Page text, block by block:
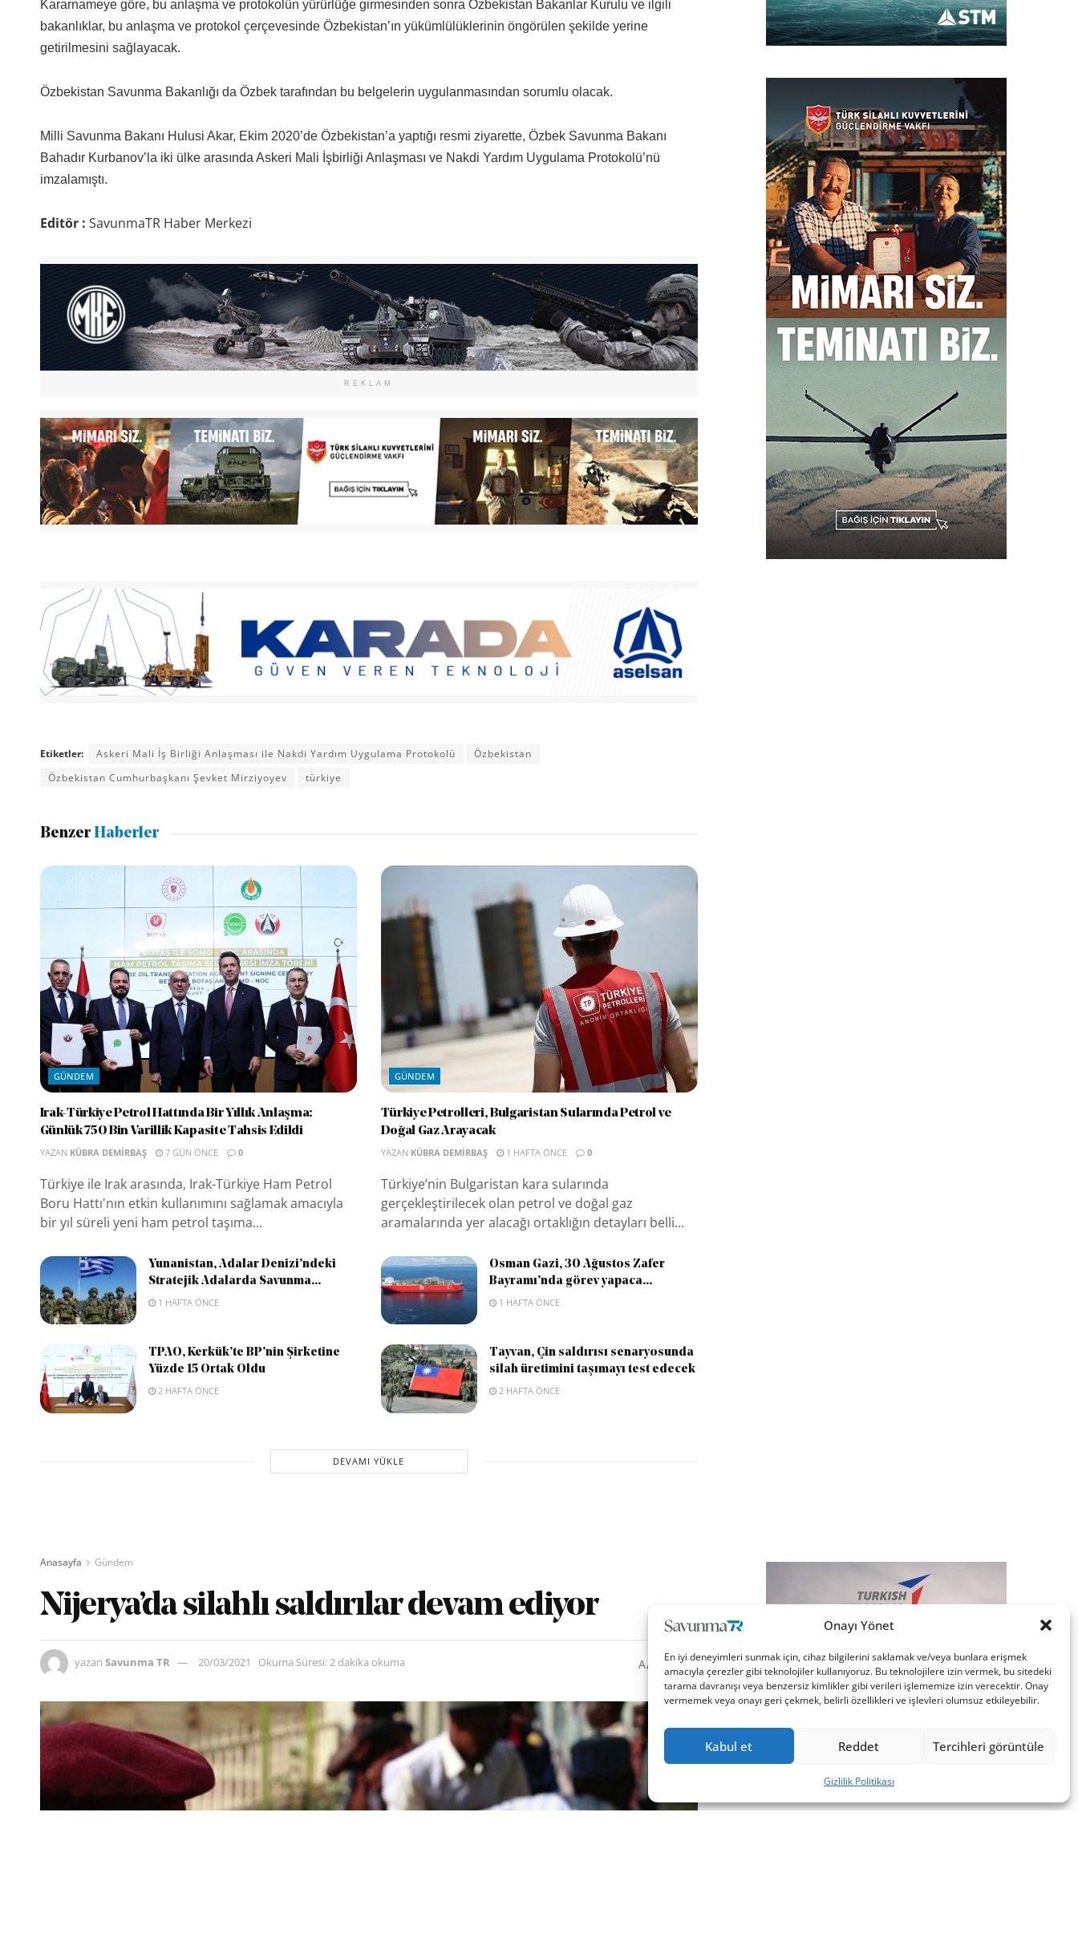
Onayı Yönet
En iyi deneyimleri sunmak için, cihaz bilgilerini saklamak ve/veya bunlara erişmek
amacıyla çerezler gibi teknolojiler kullanıyoruz. Bu teknolojilere izin vermek, bu sitedeki
tarama davranışı veya benzersiz kimlikler gibi verileri işlememize izin verecektir. Onay
vermemek veya onayı geri çekmek, belirli özellikleri ve işlevleri olumsuz etkileyebilir.
Kabul et Reddet Tercihleri görüntüle
Gizlilik Politikası
Kararnameye göre, bu anlaşma ve protokolün yürürlüğe girmesinden sonra Özbekistan Bakanlar Kurulu ve ilgili
bakanlıklar, bu anlaşma ve protokol çerçevesinde Özbekistan’ın yükümlülüklerinin öngörülen şekilde yerine
getirilmesini sağlayacak.
Özbekistan Savunma Bakanlığı da Özbek tarafından bu belgelerin uygulanmasından sorumlu olacak.
Milli Savunma Bakanı Hulusi Akar, Ekim 2020’de Özbekistan’a yaptığı resmi ziyarette, Özbek Savunma Bakanı
Bahadır Kurbanov’la iki ülke arasında Askeri Mali İşbirliği Anlaşması ve Nakdi Yardım Uygulama Protokolü’nü
imzalamıştı.
Editör : SavunmaTR Haber Merkezi
REKLAM
Etiketler: Askeri Mali İş Birliği Anlaşması ile Nakdi Yardım Uygulama Protokolü
Özbekistan
Özbekistan Cumhurbaşkanı Şevket Mirziyoyev
türkiye
BenzerHaberler
GÜNDEM
Irak-Türkiye Petrol Hattında Bir Yıllık Anlaşma:
Günlük 750 Bin Varillik Kapasite Tahsis Edildi
YAZAN KÜBRA DEMIRBAŞ 7 GÜN ÖNCE 0
Türkiye ile Irak arasında, Irak-Türkiye Ham Petrol
Boru Hattı'nın etkin kullanımını sağlamak amacıyla
bir yıl süreli yeni ham petrol taşıma...
GÜNDEM
Türkiye Petrolleri, Bulgaristan Sularında Petrol ve
Doğal Gaz Arayacak
YAZAN KÜBRA DEMIRBAŞ 1 HAFTA ÖNCE 0
Türkiye’nin Bulgaristan kara sularında
gerçekleştirilecek olan petrol ve doğal gaz
aramalarında yer alacağı ortaklığın detayları belli...
Yunanistan, Adalar Denizi’ndeki
Stratejik Adalarda Savunma...
1 HAFTA ÖNCE
Osman Gazi, 30 Ağustos Zafer
Bayramı’nda görev yapaca...
1 HAFTA ÖNCE
TPAO, Kerkük’te BP’nin Şirketine
Yüzde 15 Ortak Oldu
2 HAFTA ÖNCE
Tayvan, Çin saldırısı senaryosunda
silah üretimini taşımayı test edecek
2 HAFTA ÖNCE
DEVAMI YÜKLE
Anasayfa Gündem
Nijerya’da silahlı saldırılar devam ediyor
yazan Savunma TR 20/03/2021 Okuma Süresi: 2 dakika okuma AA 0